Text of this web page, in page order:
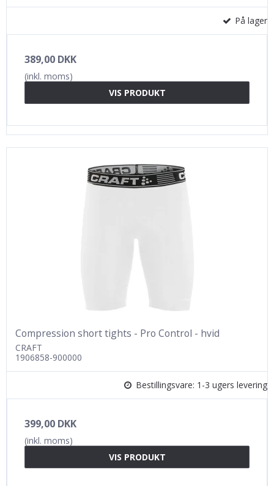
På lager
389,00 DKK
(inkl. moms)
VIS PRODUKT
Compression short tights - Pro Control - hvid
CRAFT
1906858-900000
Bestillingsvare: 1-3 ugers levering
399,00 DKK
(inkl. moms)
VIS PRODUKT